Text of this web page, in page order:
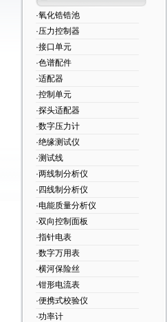
·氧化锆锆池
·压力控制器
·接口单元
·色谱配件
·适配器
·控制单元
·探头适配器
·数字压力计
·绝缘测试仪
·测试线
·两线制分析仪
·四线制分析仪
·电能质量分析仪
·双向控制面板
·指针电表
·数字万用表
·横河保险丝
·钳形电流表
·便携式校验仪
·功率计